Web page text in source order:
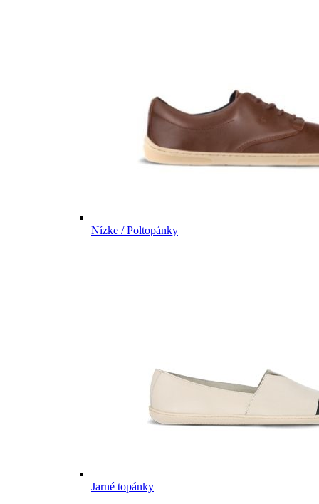
Nízke / Poltopánky
Jarné topánky